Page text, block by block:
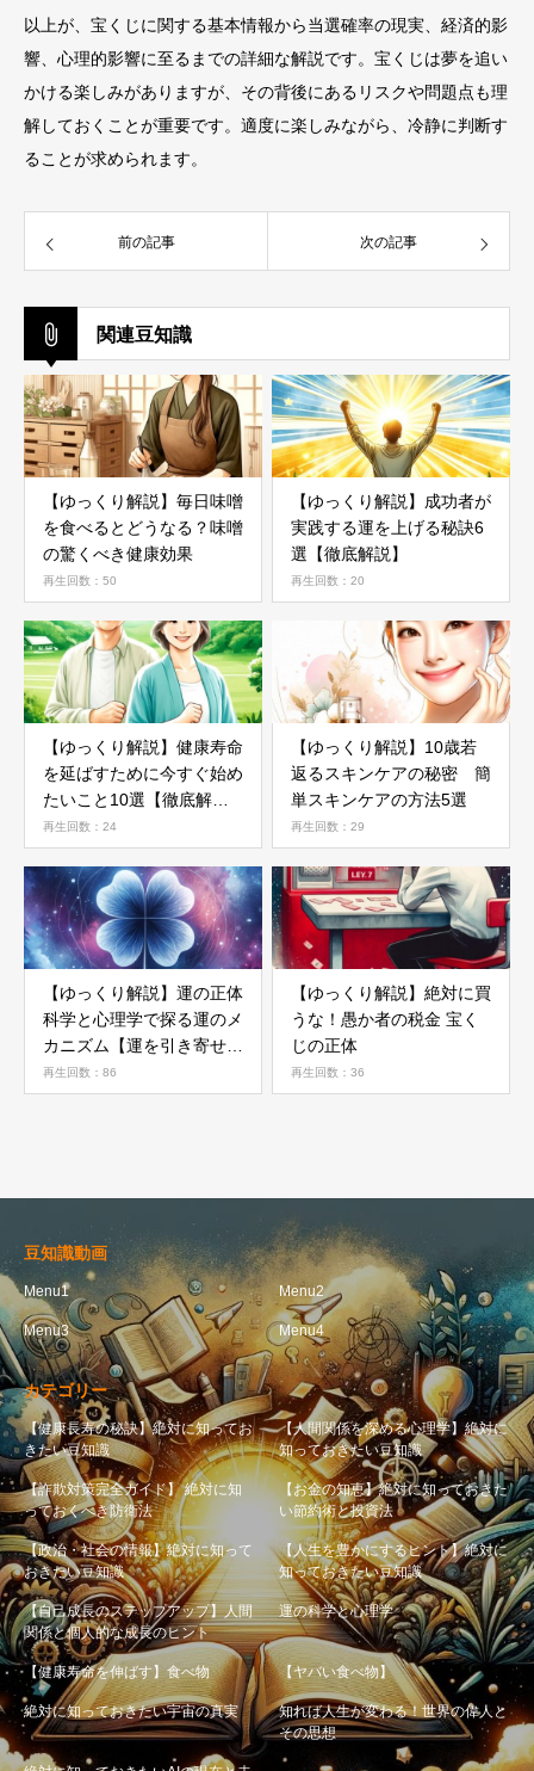
以上が、宝くじに関する基本情報から当選確率の現実、経済的影
響、心理的影響に至るまでの詳細な解説です。宝くじは夢を追い
かける楽しみがありますが、その背後にあるリスクや問題点も理
解しておくことが重要です。適度に楽しみながら、冷静に判断す
ることが求められます。
前の記事 次の記事
関連豆知識
【ゆっくり解説】毎日味噌
を食べるとどうなる？味噌
の驚くべき健康効果
再生回数：50
【ゆっくり解説】成功者が
実践する運を上げる秘訣6
選【徹底解説】
再生回数：20
【ゆっくり解説】健康寿命
を延ばすために今すぐ始め
たいこと10選【徹底解
説】
再生回数：24
【ゆっくり解説】10歳若
返るスキンケアの秘密 簡
単スキンケアの方法5選
再生回数：29
【ゆっくり解説】運の正体
科学と心理学で探る運のメ
カニズム【運を引き寄せる
方法】
再生回数：86
【ゆっくり解説】絶対に買
うな！愚か者の税金 宝く
じの正体
再生回数：36
豆知識動画
Menu1 Menu2
Menu3 Menu4
カテゴリー
【健康長寿の秘訣】絶対に知ってお
きたい豆知識
【人間関係を深める心理学】絶対に
知っておきたい豆知識
【詐欺対策完全ガイド】 絶対に知
っておくべき防衛法
【お金の知恵】絶対に知っておきた
い節約術と投資法
【政治・社会の情報】絶対に知って
おきたい豆知識
【人生を豊かにするヒント】絶対に
知っておきたい豆知識
【自己成長のステップアップ】人間
関係と個人的な成長のヒント
運の科学と心理学
【健康寿命を伸ばす】食べ物 【ヤバい食べ物】
絶対に知っておきたい宇宙の真実
知れば人生が変わる！世界の偉人と
その思想